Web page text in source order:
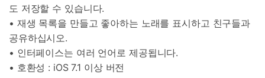
도 저장할 수 있습니다.
• 재생 목록을 만들고 좋아하는 노래를 표시하고 친구들과
공유하십시오.
• 인터페이스는 여러 언어로 제공됩니다.
• 호환성 : iOS 7.1 이상 버전